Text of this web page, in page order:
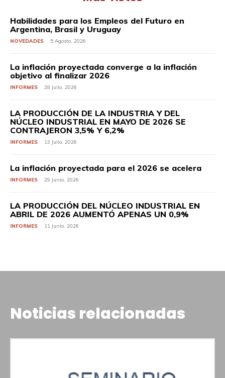
Habilidades para los Empleos del Futuro en
Argentina, Brasil y Uruguay
NOVEDADES 5 Agosto, 2026
La inflación proyectada converge a la inflación
objetivo al finalizar 2026
INFORMES 28 Julio, 2026
LA PRODUCCIÓN DE LA INDUSTRIA Y DEL
NÚCLEO INDUSTRIAL EN MAYO DE 2026 SE
CONTRAJERON 3,5% Y 6,2%
INFORMES 13 Julio, 2026
La inflación proyectada para el 2026 se acelera
INFORMES 29 Junio, 2026
LA PRODUCCIÓN DEL NÚCLEO INDUSTRIAL EN
ABRIL DE 2026 AUMENTÓ APENAS UN 0,9%
INFORMES 11 Junio, 2026
Noticias relacionadas